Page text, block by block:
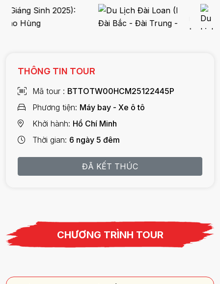
THÔNG TIN TOUR
Mã tour
BTTOTW00HCM25122445P
Phương tiện Máy bay - Xe ô tô
Khởi hành Hồ Chí Minh
Thời gian 6 ngày 5 đêm
ĐÃ KẾT THÚC
CHƯƠNG TRÌNH TOUR